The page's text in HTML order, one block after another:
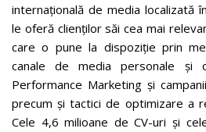
internațională de media localizată
le oferă clienților săi cea mai
care o pune la dispoziție prin
canale de media personale și
Performance Marketing și
precum și tactici de optimizare a
Cele 4,6 milioane de CV-uri și